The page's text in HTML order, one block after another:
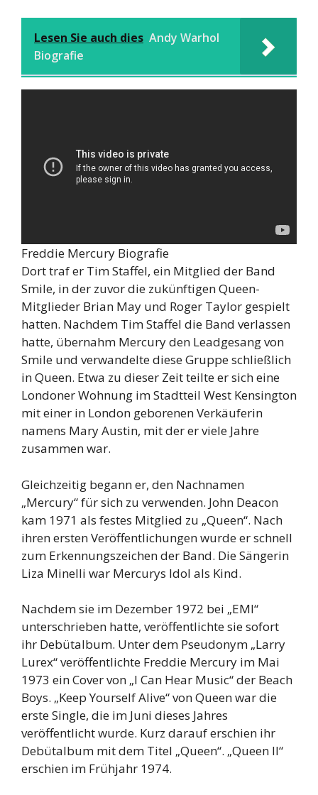
Lesen Sie auch dies Andy Warhol
Biografie
Freddie Mercury Biografie
Dort traf er Tim Staffel, ein Mitglied der Band
Smile, in der zuvor die zukünftigen Queen-
Mitglieder Brian May und Roger Taylor gespielt
hatten. Nachdem Tim Staffel die Band verlassen
hatte, übernahm Mercury den Leadgesang von
Smile und verwandelte diese Gruppe schließlich
in Queen. Etwa zu dieser Zeit teilte er sich eine
Londoner Wohnung im Stadtteil West Kensington
mit einer in London geborenen Verkäuferin
namens Mary Austin, mit der er viele Jahre
zusammen war.
Gleichzeitig begann er, den Nachnamen
„Mercury“ für sich zu verwenden. John Deacon
kam 1971 als festes Mitglied zu „Queen“. Nach
ihren ersten Veröffentlichungen wurde er schnell
zum Erkennungszeichen der Band. Die Sängerin
Liza Minelli war Mercurys Idol als Kind.
Nachdem sie im Dezember 1972 bei „EMI“
unterschrieben hatte, veröffentlichte sie sofort
ihr Debütalbum. Unter dem Pseudonym „Larry
Lurex“ veröffentlichte Freddie Mercury im Mai
1973 ein Cover von „I Can Hear Music“ der Beach
Boys. „Keep Yourself Alive“ von Queen war die
erste Single, die im Juni dieses Jahres
veröffentlicht wurde. Kurz darauf erschien ihr
Debütalbum mit dem Titel „Queen“. „Queen II“
erschien im Frühjahr 1974.